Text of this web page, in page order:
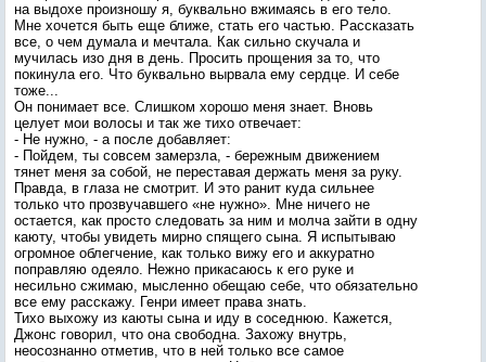
на выдохе произношу я, буквально вжимаясь в его тело.
Мне хочется быть еще ближе, стать его частью. Рассказать
все, о чем думала и мечтала. Как сильно скучала и
мучилась изо дня в день. Просить прощения за то, что
покинула его. Что буквально вырвала ему сердце. И себе
тоже...
Он понимает все. Слишком хорошо меня знает. Вновь
целует мои волосы и так же тихо отвечает:
- Не нужно, - а после добавляет:
- Пойдем, ты совсем замерзла, - бережным движением
тянет меня за собой, не переставая держать меня за руку.
Правда, в глаза не смотрит. И это ранит куда сильнее
только что прозвучавшего «не нужно». Мне ничего не
остается, как просто следовать за ним и молча зайти в одну
каюту, чтобы увидеть мирно спящего сына. Я испытываю
огромное облегчение, как только вижу его и аккуратно
поправляю одеяло. Нежно прикасаюсь к его руке и
несильно сжимаю, мысленно обещаю себе, что обязательно
все ему расскажу. Генри имеет права знать.
Тихо выхожу из каюты сына и иду в соседнюю. Кажется,
Джонс говорил, что она свободна. Захожу внутрь,
неосознанно отметив, что в ней только все самое